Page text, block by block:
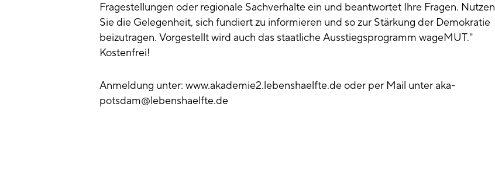
Fragestellungen oder regionale Sachverhalte ein und beantwortet Ihre Fragen. Nutzen
Sie die Gelegenheit, sich fundiert zu informieren und so zur Stärkung der Demokratie
beizutragen. Vorgestellt wird auch das staatliche Ausstiegsprogramm wageMUT."
Kostenfrei!
Anmeldung unter: www.akademie2.lebenshaelfte.de oder per Mail unter aka-
potsdam@lebenshaelfte.de